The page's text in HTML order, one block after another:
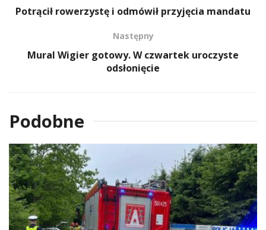
Potrącił rowerzystę i odmówił przyjęcia mandatu
Następny
Mural Wigier gotowy. W czwartek uroczyste
odsłonięcie
Podobne